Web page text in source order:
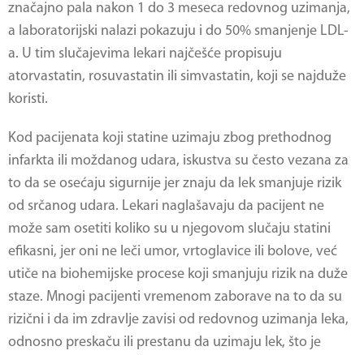
značajno pala nakon 1 do 3 meseca redovnog uzimanja,
a laboratorijski nalazi pokazuju i do 50% smanjenje LDL-
a. U tim slučajevima lekari najčešće propisuju
atorvastatin, rosuvastatin ili simvastatin, koji se najduže
koristi.
Kod pacijenata koji statine uzimaju zbog prethodnog
infarkta ili moždanog udara, iskustva su često vezana za
to da se osećaju sigurnije jer znaju da lek smanjuje rizik
od srčanog udara. Lekari naglašavaju da pacijent ne
može sam osetiti koliko su u njegovom slučaju statini
efikasni, jer oni ne leči umor, vrtoglavice ili bolove, već
utiče na biohemijske procese koji smanjuju rizik na duže
staze. Mnogi pacijenti vremenom zaborave na to da su
rizični i da im zdravlje zavisi od redovnog uzimanja leka,
odnosno preskaču ili prestanu da uzimaju lek, što je